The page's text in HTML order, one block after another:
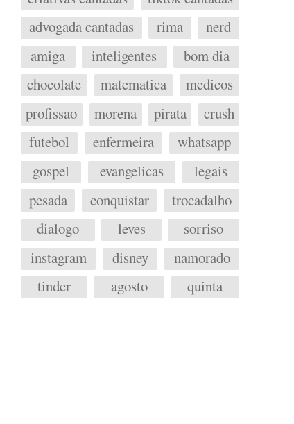
advogada cantadas
rima
nerd
amiga
inteligentes
bom dia
chocolate
matematica
medicos
profissao
morena pirata
crush
futebol
enfermeira
whatsapp
gospel
evangelicas
legais
pesada
conquistar
trocadalho
dialogo
leves
sorriso
instagram
disney
namorado
tinder
agosto quinta